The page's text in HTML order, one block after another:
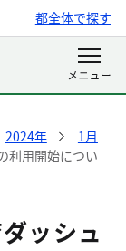
都全体で探す
2024年
1月
利用開始につい
ッシュ